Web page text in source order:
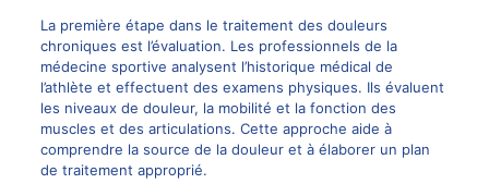
La première étape dans le traitement des douleurs
chroniques est l’évaluation. Les professionnels de la
médecine sportive analysent l’historique médical de
l’athlète et effectuent des examens physiques. Ils évaluent
les niveaux de douleur, la mobilité et la fonction des
muscles et des articulations. Cette approche aide à
comprendre la source de la douleur et à élaborer un plan
de traitement approprié.